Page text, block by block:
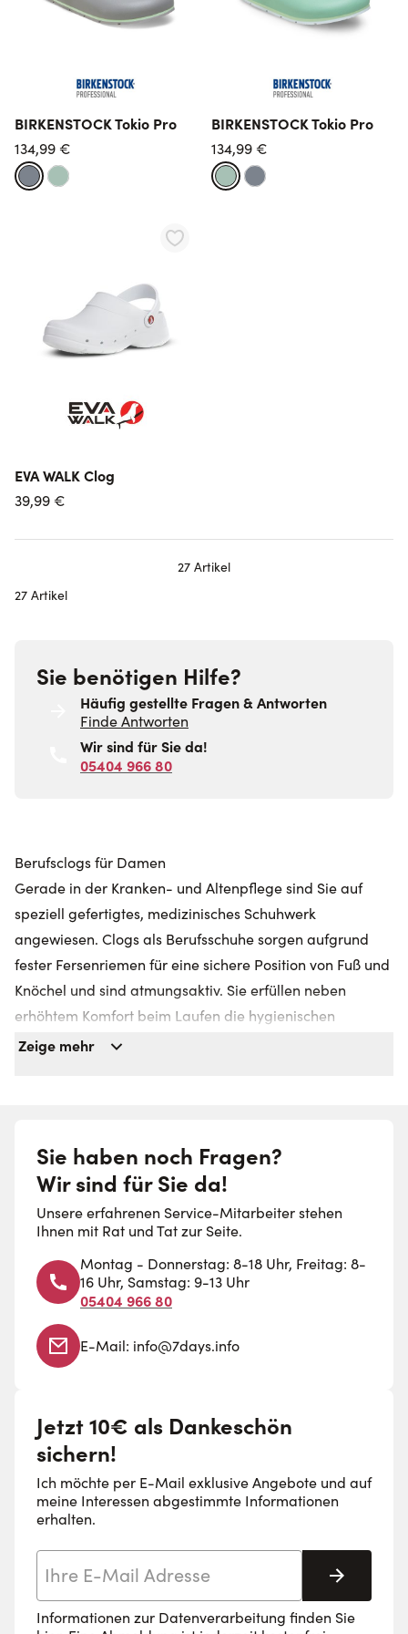
BIRKENSTOCK Tokio Pro
134,99 €
BIRKENSTOCK Tokio Pro
134,99 €
EVA WALK Clog
39,99 €
27 Artikel
27 Artikel
Sie benötigen Hilfe?
Häufig gestellte Fragen & Antworten
Finde Antworten
Wir sind für Sie da!
05404 966 80
Berufsclogs für Damen
Gerade in der Kranken- und Altenpflege sind Sie auf
speziell gefertigtes, medizinisches Schuhwerk
angewiesen. Clogs als Berufsschuhe sorgen aufgrund
fester Fersenriemen für eine sichere Position von Fuß und
Knöchel und sind atmungsaktiv. Sie erfüllen neben
erhöhtem Komfort beim Laufen die hygienischen
Ansprüche der Krankenhausvorschriften und schützen
Fußform, verfügen über ein sanftes Ablagepolster für Ihr
Fußbett und zeichnen sich durch dezentes oder kreatives
Design mit Wow-Effekt aus.
Die Clogs als Berufsschuhe von 7days bieten Ihnen
umfassende Vorteile, was Obermaterial, Größe und Form
der Fersenriemen betrifft. Wählen Sie Ihr passendes
Modell aus unseren zahlreichen Varianten aus.
benötigen – unser vielfältiges Angebot an Berufsclogs für
Damen umfasst alle auf dem Markt verfügbaren Größen.
Federleichte Polsterung, wechselbare Sohlen:
Herausnehmbare Fußpolster und flexible Fersenriemen
sorgen für die optimale Position des Fußes im Schuh.
Qualität mit Zertifikat:Unsere Produkte erfüllen alle
arbeitsrechtlichen Vorgaben und sind auf gehobene
Hygienestandards ausgerichtet.
Zeige mehr
Sie haben noch Fragen?
Wir sind für Sie da!
Unsere erfahrenen Service-Mitarbeiter stehen
Ihnen mit Rat und Tat zur Seite.
Montag - Donnerstag: 8-18 Uhr, Freitag: 8-
16 Uhr, Samstag: 9-13 Uhr
05404 966 80
E-Mail: info@7days.info
Jetzt 10€ als Dankeschön
sichern!
Ich möchte per E-Mail exklusive Angebote und auf
meine Interessen abgestimmte Informationen
erhalten.
Informationen zur Datenverarbeitung finden Sie